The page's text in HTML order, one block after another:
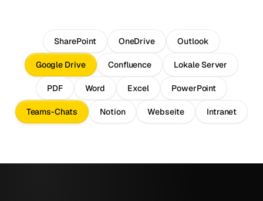
SharePoint OneDrive Outlook
Google Drive Confluence Lokale Server
PDF Word Excel PowerPoint
Teams-Chats Notion Webseite Intranet